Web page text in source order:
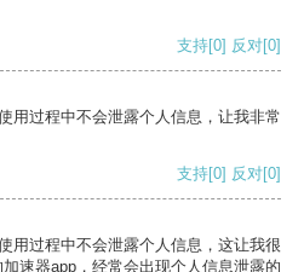
支持[0] 反对[0]
用过程中不会泄露个人信息，让我非常
支持[0] 反对[0]
用过程中不会泄露个人信息，这让我很
速器app，经常会出现个人信息泄露的